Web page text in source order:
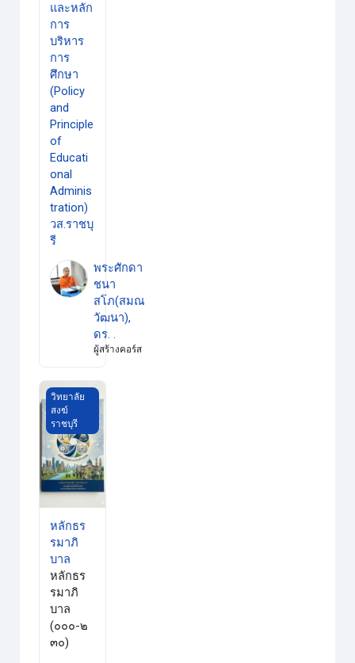
และหลัก
การ
บริหาร
การ
ศึกษา
(Policy
and
Principle
of
Educati
onal
Adminis
tration)
วส.ราชบุ
รี
พระศักดา
ชนา
สโภ(สมณ
วัฒนา),
ดร. .
ผู้สร้างคอร์ส
หลักธรรมาภิบาล
วิทยาลัย
สงฆ์
ราชบุรี
หลักธร
รมาภิ
บาล
หลักธร
รมาภิ
บาล
(๐๐๐-๒
๓๐)